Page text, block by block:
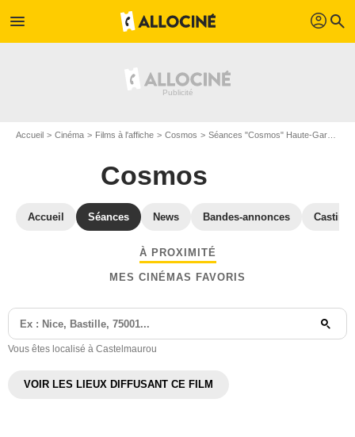
menu profil search
Accueil Cinéma Films à l'affiche Cosmos Séances "Cosmos" Haute-Garonne
Cosmos
Accueil Séances News Bandes-annonces Casting
À PROXIMITÉ
MES CINÉMAS FAVORIS
Vous êtes localisé à Castelmaurou
VOIR LES LIEUX DIFFUSANT CE FILM